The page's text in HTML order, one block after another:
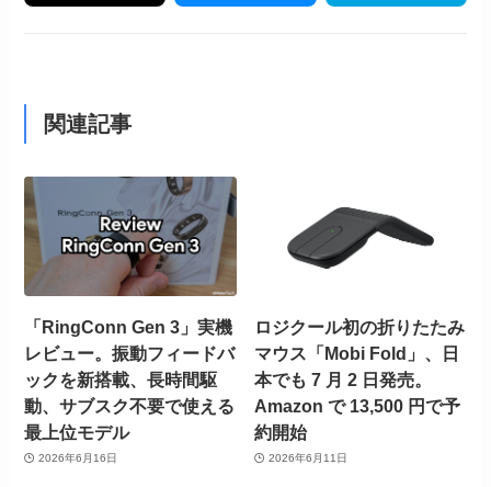
関連記事
「RingConn Gen 3」実機
レビュー。振動フィードバ
ックを新搭載、長時間駆
動、サブスク不要で使える
最上位モデル
2026年6月16日
ロジクール初の折りたたみ
マウス「Mobi Fold」、日
本でも 7 月 2 日発売。
Amazon で 13,500 円で予
約開始
2026年6月11日